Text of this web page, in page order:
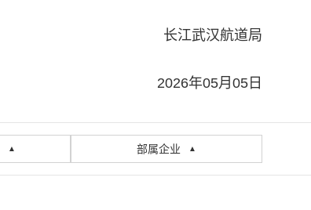
长江武汉航道局
2026年05月05日
▲ 部属企业 ▲